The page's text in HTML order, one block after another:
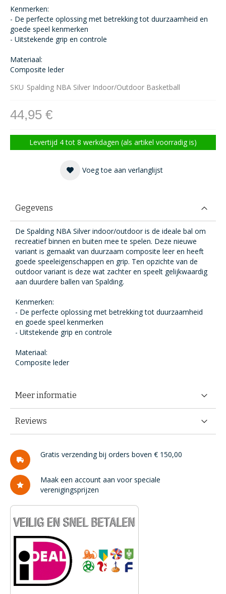
Kenmerken:
- De perfecte oplossing met betrekking tot duurzaamheid en
goede speel kenmerken
- Uitstekende grip en controle
Materiaal:
Composite leder
SKU Spalding NBA Silver Indoor/Outdoor Basketball
44,95 €
Levertijd 4 tot 8 werkdagen (als artikel voorradig is)
Voeg toe aan verlanglijst
Gratis verzending bij orders boven € 150,00
Maak een account aan voor speciale
verenigingsprijzen
Gegevens
De Spalding NBA Silver indoor/outdoor is de ideale bal om
recreatief binnen en buiten mee te spelen. Deze nieuwe
variant is gemaakt van duurzaam composite leer en heeft
goede speeleigenschappen en grip. Ten opzichte van de
outdoor variant is deze wat zachter en speelt gelijkwaardig
aan duurdere ballen van Spalding.
Kenmerken:
- De perfecte oplossing met betrekking tot duurzaamheid
en goede speel kenmerken
- Uitstekende grip en controle
Materiaal:
Composite leder
Meer informatie
Reviews